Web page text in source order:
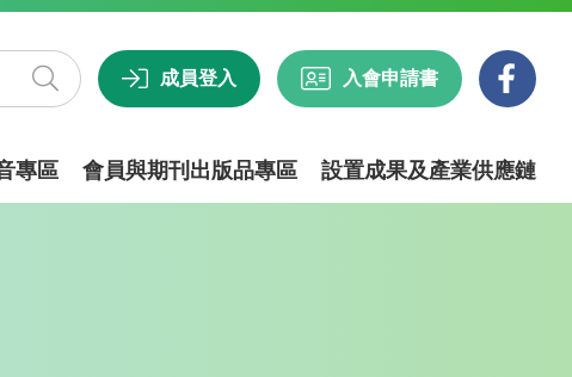
成員登入 入會申請書
專區 會員與期刊出版品專區 設置成果及產業供應鏈